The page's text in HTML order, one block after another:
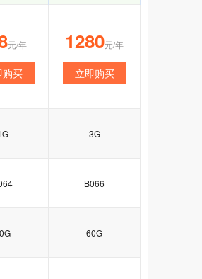
元/年
购买
1280元/年
立即购买
3G
B066
60G